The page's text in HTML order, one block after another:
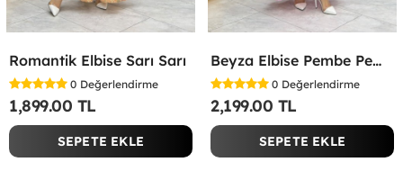
Romantik Elbise Sarı Sarı
0 Değerlendirme
1,899.00 TL
SEPETE EKLE
Beyza Elbise Pembe Pembe
0 Değerlendirme
2,199.00 TL
SEPETE EKLE